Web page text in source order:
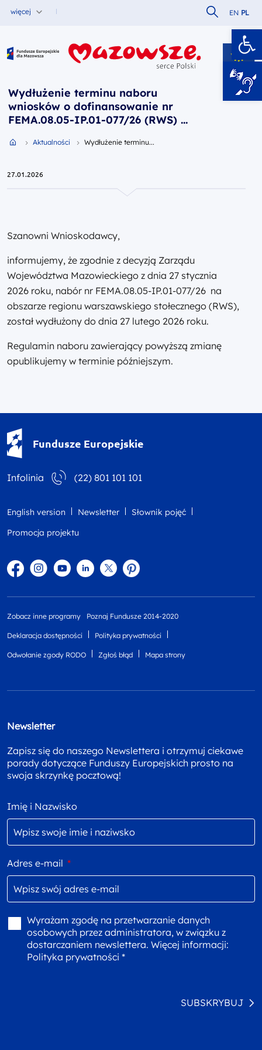
więcej Szukaj w
EN PL
Fundusze Europejskie dla Mazowsza
Wydłużenie terminu naboru
wniosków o dofinansowanie nr
FEMA.08.05-IP.01-077/26 (RWS) do
Przejdź do strony głównej portalu
Aktualności Wydłużenie terminu...
27.01.2026
Szanowni Wnioskodawcy,
informujemy, że zgodnie z decyzją Zarządu
Województwa Mazowieckiego z dnia 27 stycznia
2026 roku, nabór nr FEMA.08.05-IP.01-077/26 na
obszarze regionu warszawskiego stołecznego (RWS),
został wydłużony do dnia 27 lutego 2026 roku.
Regulamin naboru zawierający powyższą zmianę
opublikujemy w terminie późniejszym.
Fundusze Europejskie
Infolinia (22) 801 101 101
English version Newsletter
Słownik pojęć
Promocja projektu
FacebookInstagram
YouTubeLinkedintwitterPinterest
Zobacz inne programy Poznaj Fundusze 2014-2020
Deklaracja dostępności Polityka prywatności
Odwołanie zgody RODO Zgłoś błąd Mapa strony
Newsletter
Zapisz się do naszego Newslettera i otrzymuj ciekawe
porady dotyczące Funduszy Europejskich prosto na
swoja skrzynkę pocztową!
Imię i Nazwisko
Adres e-mail *
Wyrażam zgodę na przetwarzanie danych
osobowych przez administratora, w związku z
dostarczaniem newslettera. Więcej informacji:
Polityka prywatności *
SUBSKRYBUJ